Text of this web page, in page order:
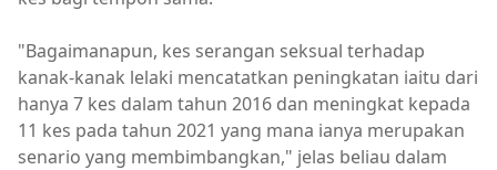
"Bagaimanapun, kes serangan seksual terhadap
kanak-kanak lelaki mencatatkan peningkatan iaitu dari
hanya 7 kes dalam tahun 2016 dan meningkat kepada
11 kes pada tahun 2021 yang mana ianya merupakan
senario yang membimbangkan," jelas beliau dalam